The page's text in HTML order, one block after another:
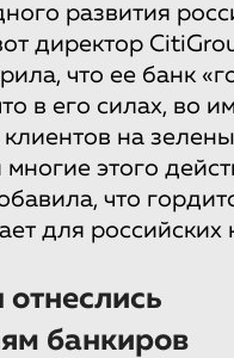
развития
директор
что ее банк
в его силах, во
на
многие этого
что
для российских
банкиров